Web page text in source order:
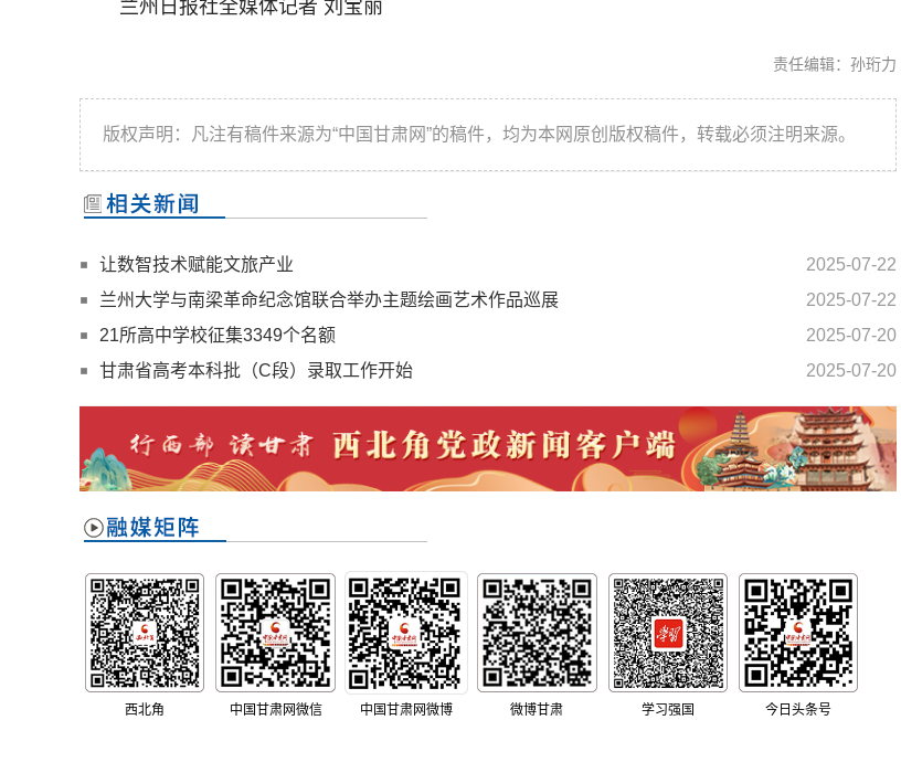
兰州日报社全媒体记者 刘宝丽
责任编辑：孙珩力
版权声明：凡注有稿件来源为“中国甘肃网”的稿件，均为本网原创版权稿件，转载必须注明来源。
2025-07-22
让数智技术赋能文旅产业
2025-07-22
兰州大学与南梁革命纪念馆联合举办主题绘画艺术作品巡展
2025-07-20
21所高中学校征集3349个名额
2025-07-20
甘肃省高考本科批（C段）录取工作开始
西北角 中国甘肃网微信 中国甘肃网微博 微博甘肃 学习强国 今日头条号